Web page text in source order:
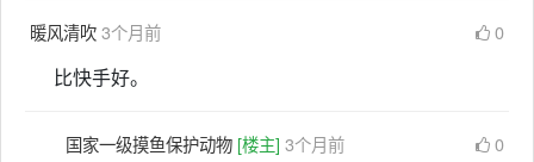
暖风清吹3个月前 0
比快手好。
国家一级摸鱼保护动物 [楼主] 3个月前 0